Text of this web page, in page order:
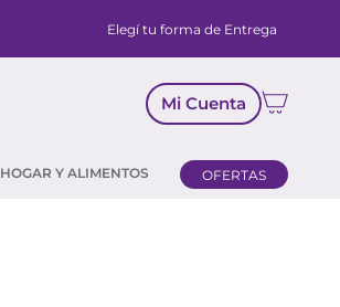
Elegí tu forma de Entrega
Mi Cuenta
HOGAR Y ALIMENTOS OFERTAS